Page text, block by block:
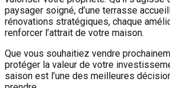
paysager soigné, d’une terrasse
rénovations stratégiques, chaque
renforcer l’attrait de votre maison.
Que vous souhaitiez vendre
protéger la valeur de votre
saison est l’une des meilleures